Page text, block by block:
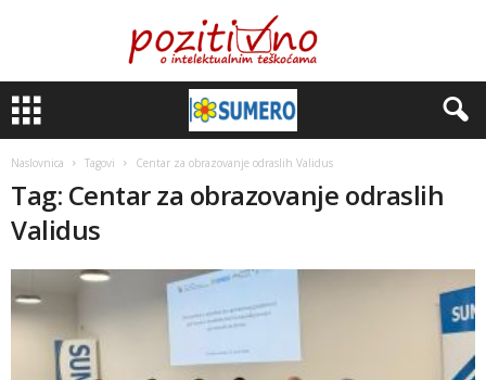
Naslovnica Tagovi Centar za obrazovanje odraslih Validus
Tag: Centar za obrazovanje odraslih
Validus